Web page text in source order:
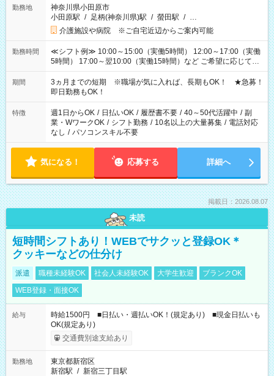
勤務地
神奈川県小田原市
小田原駅 / 足柄(神奈川県)駅 / 螢田駅 / …
介護施設や病院 ※ご自宅近辺からご案内可能
勤務時間
≪シフト例≫ 10:00～15:00（実働5時間） 12:00～17:00（実働
5時間） 17:00～翌10:00（実働15時間）など ご希望に応じて、
働く時間は調整できます！ お気軽に担当へ相談ください！
期間
3ヵ月までの短期 ※職場が気に入れば、長期もOK！ ★急募！
即日勤務もOK！
特徴 週1日からOK / 日払いOK / 履歴書不要 / 40～50代活躍中 / 副
業・WワークOK / シフト勤務 / 10名以上の大量募集 / 電話対応
なし / パソコンスキル不要
気になる！ 応募する 詳細へ
掲載日：2026.08.07
未読
短時間シフトあり！WEBでサクッと登録OK＊
クッキーなどの仕分け
派遣 職種未経験OK 社会人未経験OK 大学生歓迎
ブランクOK
WEB登録・面接OK
給与
時給1500円 ■日払い・週払いOK！(規定あり) ■現金日払いも
OK(規定あり)
交通費別途支給あり
勤務地
東京都新宿区
新宿駅 / 新宿三丁目駅